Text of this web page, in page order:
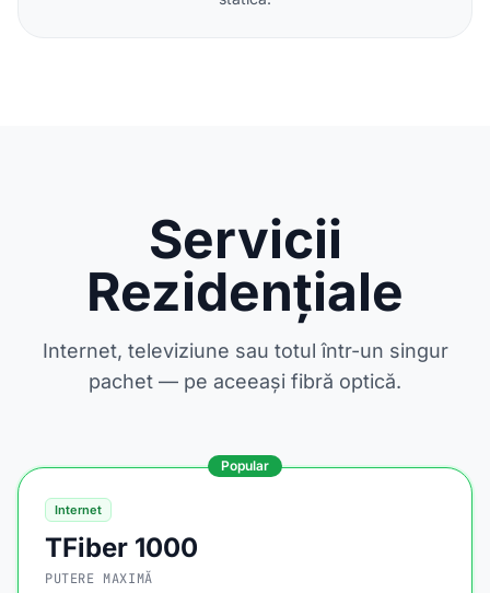
Servicii
Rezidențiale
Internet, televiziune sau totul într-un singur
pachet — pe aceeași fibră optică.
Popular
Internet
TFiber 1000
PUTERE MAXIMĂ